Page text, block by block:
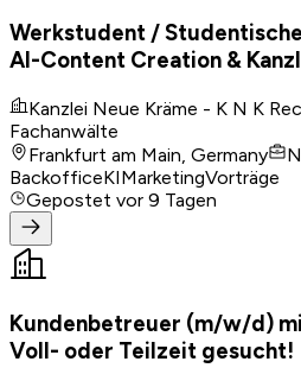
Werkstudent /
AI-Content Creation &
Kanzlei Neue Kräme - K N K
Fachanwälte
Frankfurt am Main, Germany
BackofficeKIMarketingVorträge
Gepostet vor 9 Tagen
Kundenbetreuer (m/w/d)
Voll- oder Teilzeit gesucht!